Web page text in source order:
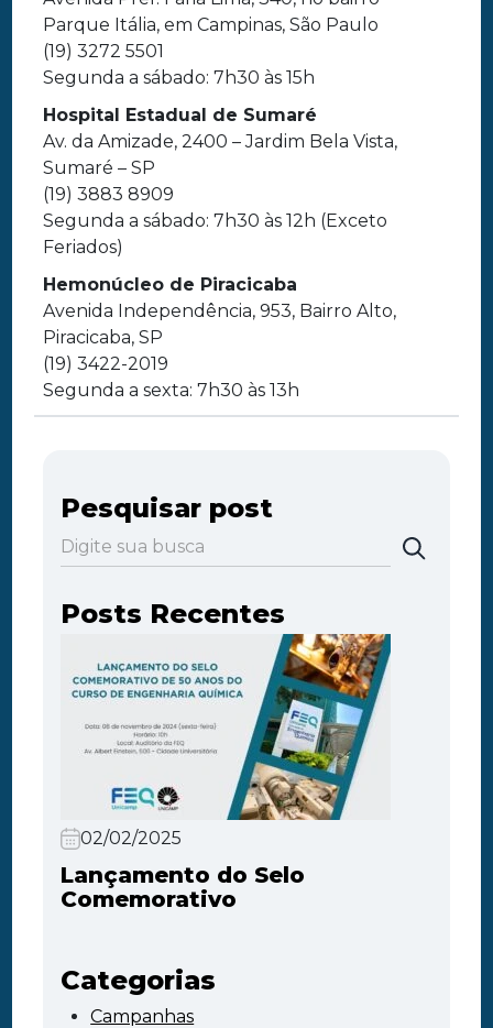
Parque Itália, em Campinas, São Paulo
(19) 3272 5501
Segunda a sábado: 7h30 às 15h
Hospital Estadual de Sumaré
Av. da Amizade, 2400 – Jardim Bela Vista,
Sumaré – SP
(19) 3883 8909
Segunda a sábado: 7h30 às 12h (Exceto
Feriados)
Hemonúcleo de Piracicaba
Avenida Independência, 953, Bairro Alto,
Piracicaba, SP
(19) 3422-2019
Segunda a sexta: 7h30 às 13h
Pesquisar post
Posts Recentes
02/02/2025
Lançamento do Selo
Comemorativo
Categorias
Campanhas